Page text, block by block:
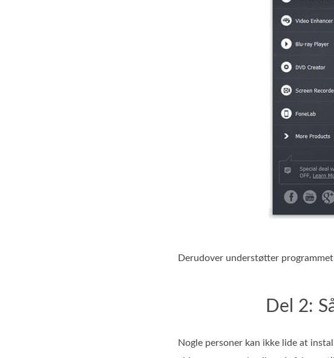
Derudover understøtter programmet
Del 2:
Nogle personer kan ikke lide at